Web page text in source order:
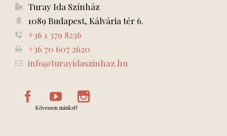
Turay Ida Színház
1089 Budapest, Kálvária tér 6.
+36 1 379 8236
+36 70 607 2620
info@turayidaszinhaz.hu
Kövessen minket!